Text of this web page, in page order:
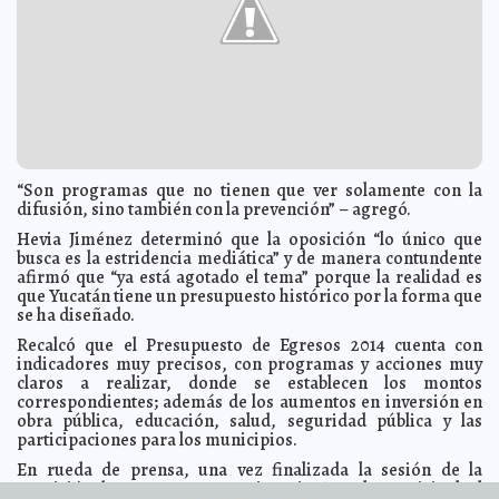
La comida navideña puede causar enfermedades
2013-12-12 05:45:08 Australia, en shock por terrible caso de incesto Carmen
Alicia Briceño Sánchez
2013-12-12 05:39:08 Campaña de Peña Nieto recibió $23 millones de red
criminal Claudia Sofía Gómez Infante
2013-12-12 05:35:24 Reforma hacendaria complicará el pago de nómina
Carmen Alicia Briceño Sánchez
2013-12-12 05:31:47 Australia anula ley que permitía matrimonios gay Carmen
Alicia Briceño Sánchez
2013-12-12 05:29:11 "Tuve un episodio de esquizofrenia": Intérprete de
signos en homenaje a Mandela Eduardo Ignacio Ramos Pérez
2013-12-12 05:25:34 El IFE presenta la nueva credencial para votar
Carmen
Alicia Briceño Sánchez
2013-12-12 05:15:16 Habla "la razón de los celos" de Michelle Obama:
Primera Ministra explica una foto Jorge Armando León Borges
2013-12-12 05:10:33 1.5 millones de niños con desnutrición en México
Jorge
“Son programas que no tienen que ver solamente con la
difusión, sino también con la prevención” – agregó.
Hevia Jiménez determinó que la oposición “lo único que
busca es la estridencia mediática” y de manera contundente
afirmó que “ya está agotado el tema” porque la realidad es
que Yucatán tiene un presupuesto histórico por la forma que
se ha diseñado.
Recalcó que el Presupuesto de Egresos 2014 cuenta con
indicadores muy precisos, con programas y acciones muy
claros a realizar, donde se establecen los montos
correspondientes; además de los aumentos en inversión en
obra pública, educación, salud, seguridad pública y las
participaciones para los municipios.
En rueda de prensa, una vez finalizada la sesión de la
Comisión de Presupuesto, Patrimonio Estatal y Municipal, el